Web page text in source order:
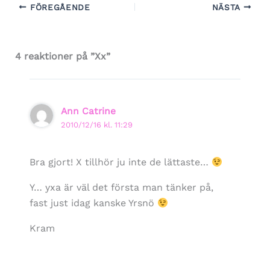
FÖREGÅENDE NÄSTA
4 reaktioner på ”Xx”
Ann Catrine
2010/12/16 kl. 11:29
Bra gjort! X tillhör ju inte de lättaste…
Y… yxa är väl det första man tänker på,
fast just idag kanske Yrsnö
Kram